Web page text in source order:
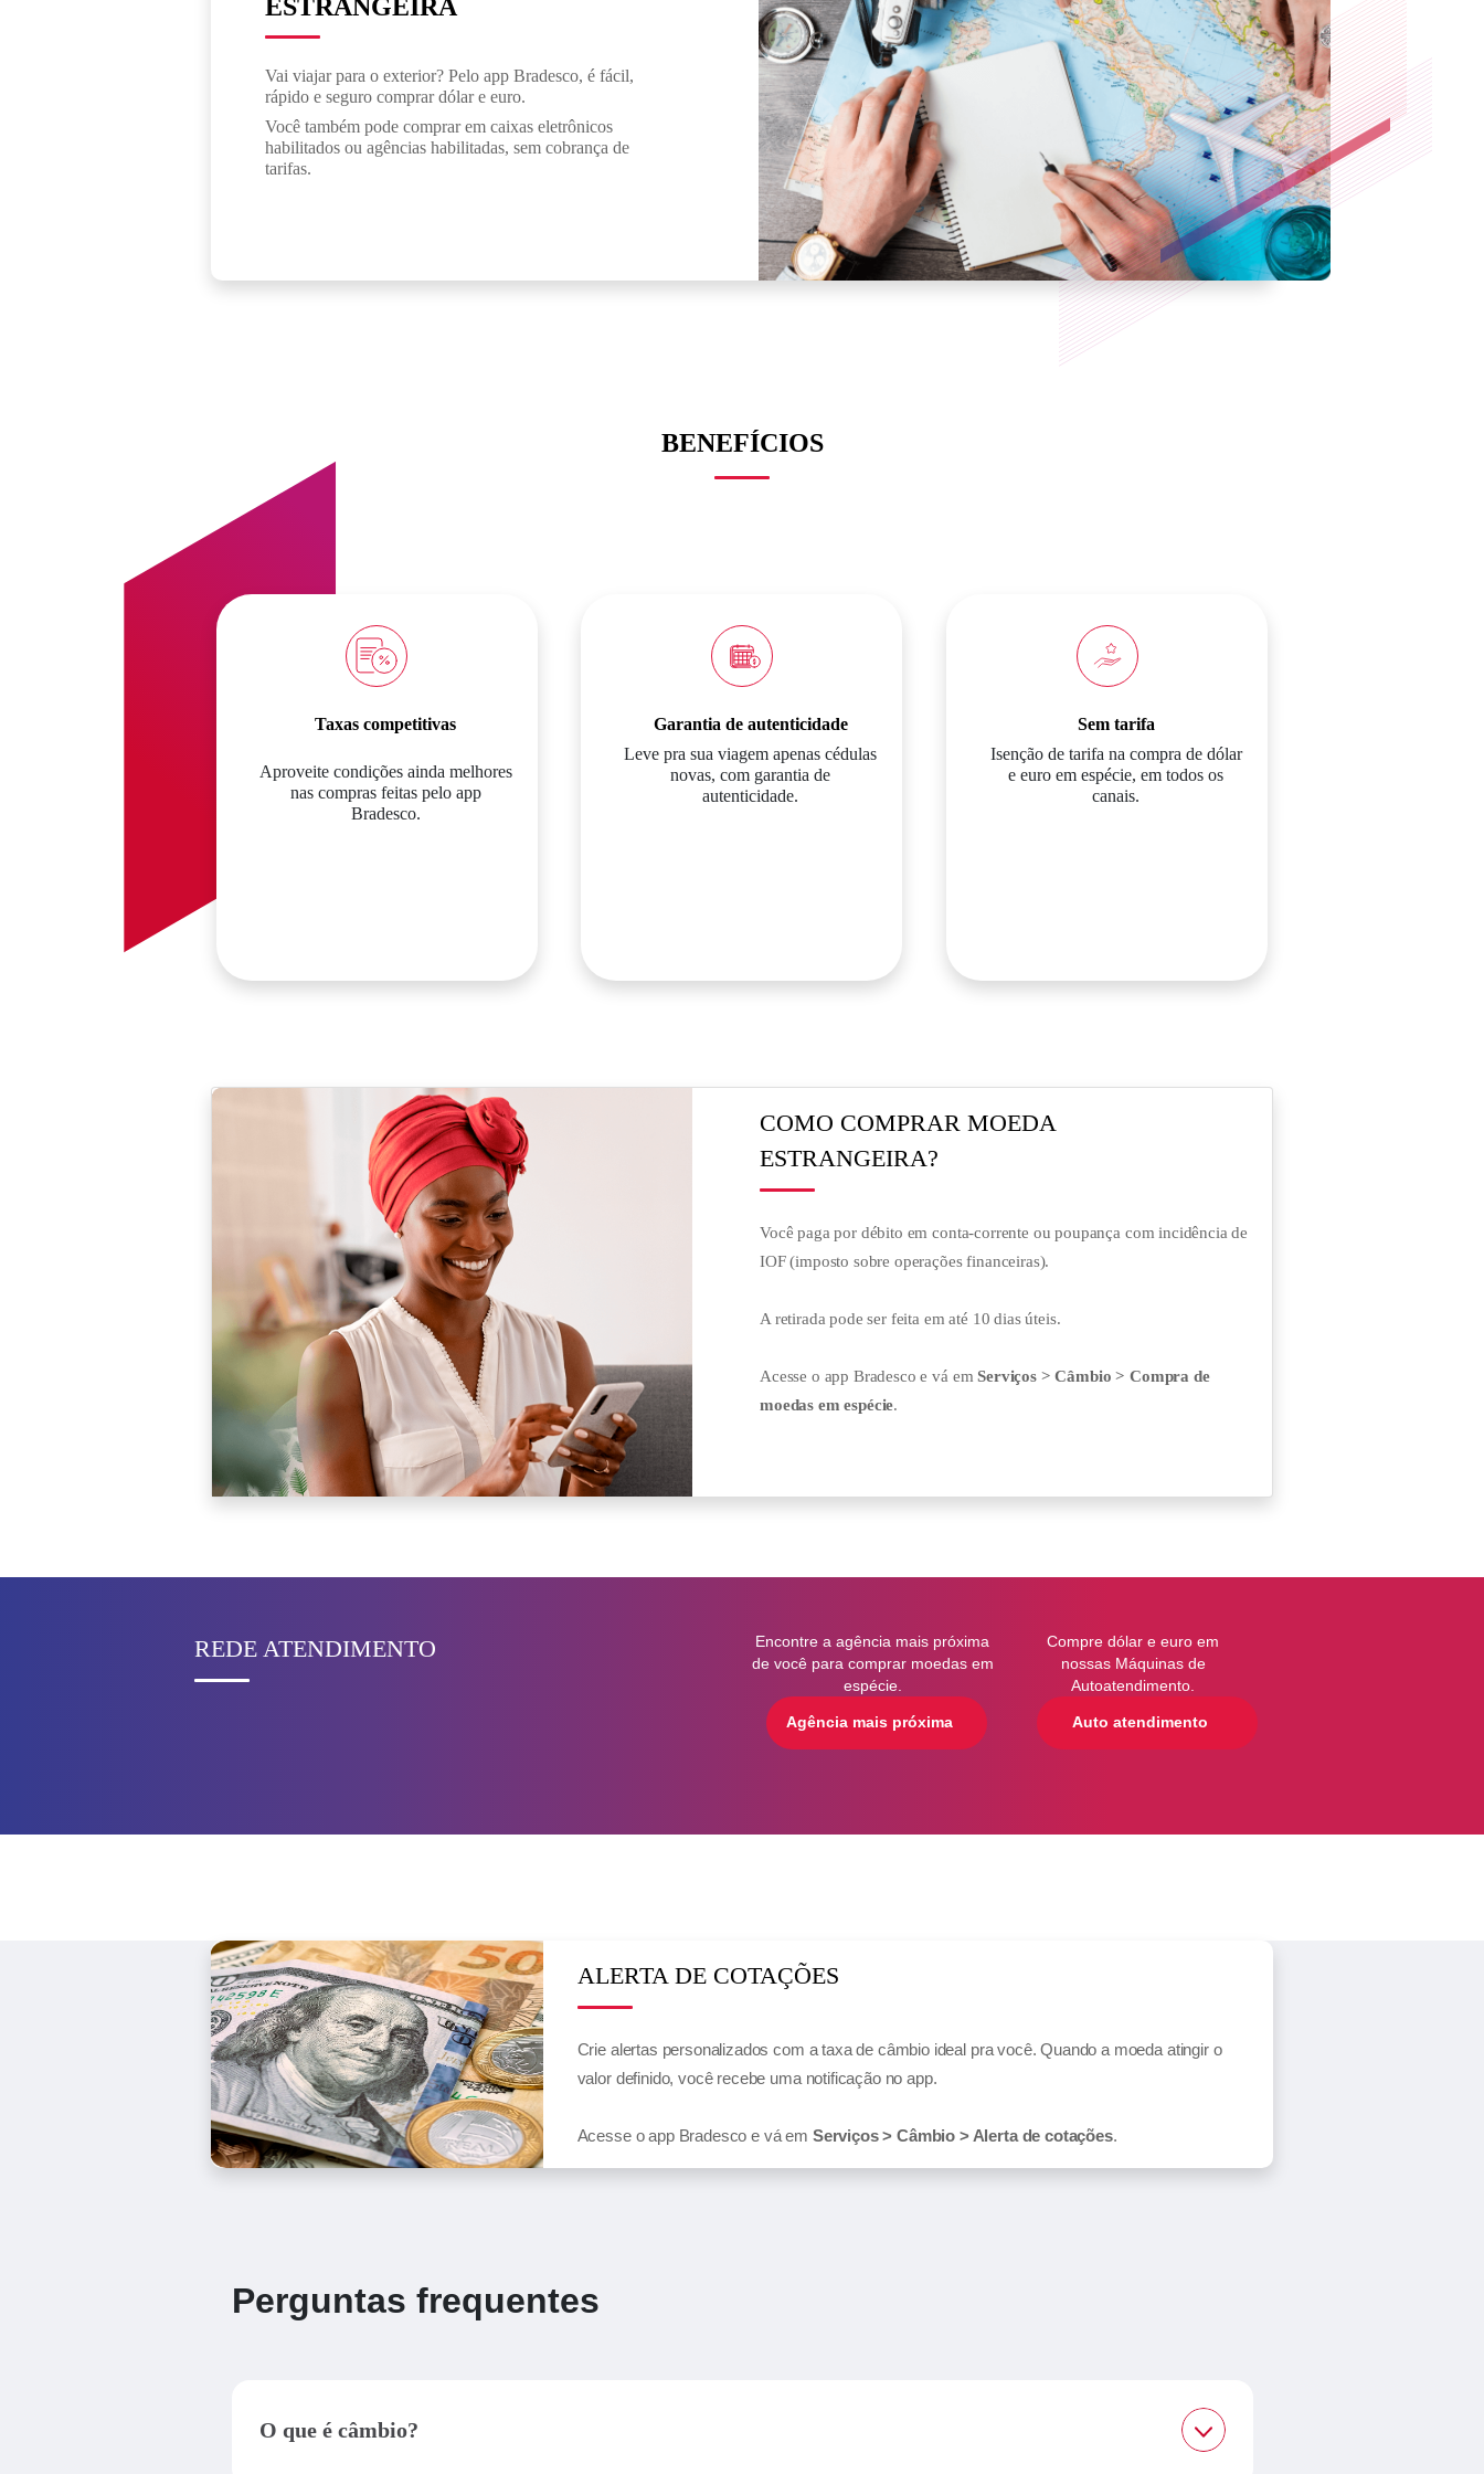
ESTRANGEIRA
Vai viajar para o exterior? Pelo app Bradesco, é fácil,
rápido e seguro comprar dólar e euro.
Você também pode comprar em caixas eletrônicos
habilitados ou agências habilitadas, sem cobrança de
tarifas.
BENEFÍCIOS
Taxas competitivas
Aproveite condições ainda melhores
nas compras feitas pelo app
Bradesco.
Garantia de autenticidade
Leve pra sua viagem apenas cédulas
novas, com garantia de
autenticidade.
Sem tarifa
Isenção de tarifa na compra de dólar
e euro em espécie, em todos os
canais.
COMO COMPRAR MOEDA
ESTRANGEIRA?
Você paga por débito em conta-corrente ou poupança com incidência de
IOF (imposto sobre operações financeiras).
A retirada pode ser feita em até 10 dias úteis.
Acesse o app Bradesco e vá emServiços > Câmbio > Compra de
moedas em espécie.
REDE ATENDIMENTO
Encontre a agência mais próxima
de você para comprar moedas em
espécie.
Agência mais próxima
Compre dólar e euro em
nossas Máquinas de
Autoatendimento.
Auto atendimento
ALERTA DE COTAÇÕES
Crie alertas personalizados com a taxa de câmbio ideal pra você. Quando a moeda atingir o
valor definido, você recebe uma notificação no app.
Acesse o app Bradesco e vá em Serviços > Câmbio > Alerta de cotações.
Perguntas frequentes
O que é câmbio?